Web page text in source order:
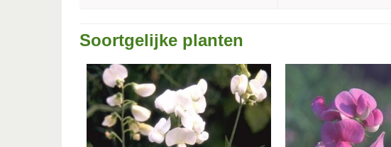
Soortgelijke planten